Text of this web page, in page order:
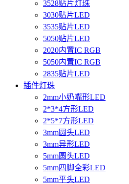
3528贴片灯珠
3030贴片LED
3535贴片LED
5050贴片LED
2020内置IC RGB
5050内置IC RGB
2835贴片LED
插件灯珠
2mm小奶嘴形LED
2*3*4方形LED
2*5*7方形LED
3mm圆头LED
3mm异形LED
5mm圆头LED
5mm四脚全彩LED
5mm平头LED